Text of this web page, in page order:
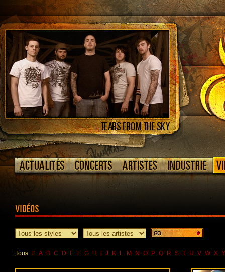
Tous # A B C D E F G H J K L M N O P Q R S T U V W X Y